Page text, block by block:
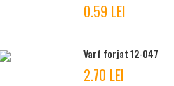
0.59 LEI
Varf forjat 12-047
2.70 LEI